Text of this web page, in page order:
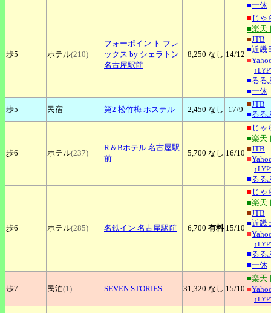
■一休
歩5 ホテル(210)
フォーポイン ト フレ
ックス by シェラトン
名古屋駅前
8,250 なし 14/12
■ じゃ
■楽天
■JTB
■近畿
■
■るる
■一休
歩5
民宿 第2 松竹梅 ホステル 2,450 なし 17/9
■JTB
■るる
歩6 ホテル(237)
R＆Bホテル 名古屋駅
前
5,700 なし 16/10
■ じゃ
■楽天
■JTB
■
■るる
歩6 ホテル(285) 名鉄イン 名古屋駅前 6,700 有料 15/10
■ じゃ
■楽天
■JTB
■近畿
■
■るる
■一休
歩7 民泊(1) SEVEN STORIES 31,320 なし 15/10
■楽天
■